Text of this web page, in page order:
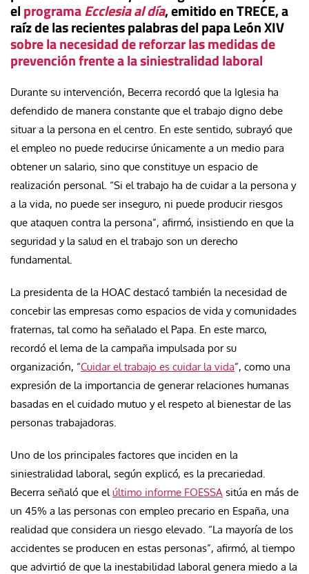
elprogramaEcclesia al día, emitido en TRECE, a
raíz de las recientes palabras del papa León XIV
sobre la necesidad de reforzar las medidas de
prevención frente a la siniestralidad laboral
Durante su intervención, Becerra recordó que la Iglesia ha
defendido de manera constante que el trabajo digno debe
situar a la persona en el centro. En este sentido, subrayó que
el empleo no puede reducirse únicamente a un medio para
obtener un salario, sino que constituye un espacio de
realización personal. “Si el trabajo ha de cuidar a la persona y
a la vida, no puede ser inseguro, ni puede producir riesgos
que ataquen contra la persona”, afirmó, insistiendo en que la
seguridad y la salud en el trabajo son un derecho
fundamental.
La presidenta de la HOAC destacó también la necesidad de
concebir las empresas como espacios de vida y comunidades
fraternas, tal como ha señalado el Papa. En este marco,
recordó el lema de la campaña impulsada por su
organización, “Cuidar el trabajo es cuidar la vida”, como una
expresión de la importancia de generar relaciones humanas
basadas en el cuidado mutuo y el respeto al bienestar de las
personas trabajadoras.
Uno de los principales factores que inciden en la
siniestralidad laboral, según explicó, es la precariedad.
Becerra señaló que elúltimo informe FOESSA sitúa en más de
un 45% a las personas con empleo precario en España, una
realidad que considera un riesgo elevado. “La mayoría de los
accidentes se producen en estas personas”, afirmó, al tiempo
que advirtió de que la inestabilidad laboral genera miedo a la